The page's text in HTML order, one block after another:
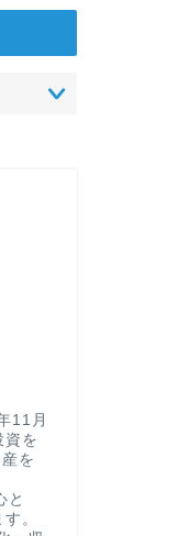
11月
資を
を
と
。